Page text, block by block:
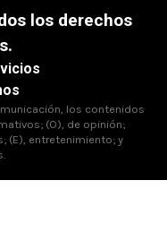
los derechos
los contenidos
(O), de opinión;
(E), entretenimiento; y